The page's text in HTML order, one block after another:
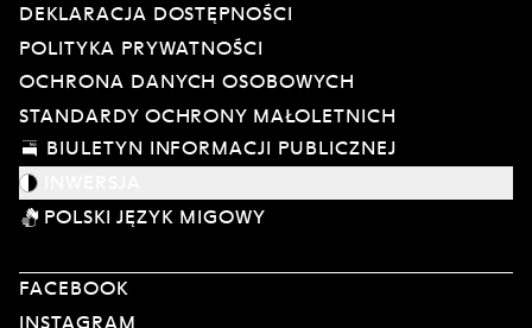
DEKLARACJA DOSTĘPNOŚCI
POLITYKA PRYWATNOŚCI
OCHRONA DANYCH OSOBOWYCH
STANDARDY OCHRONY MAŁOLETNICH
BIULETYN INFORMACJI PUBLICZNEJ
POLSKI JĘZYK MIGOWY
FACEBOOK
INSTAGRAM